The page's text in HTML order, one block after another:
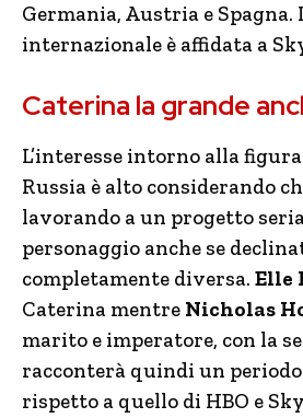
Germania, Austria e
internazionale è affidata a
Caterina la grande
L’interesse intorno alla
Russia è alto considerando
lavorando a un progetto
personaggio anche se
completamente diversa. Elle
Caterina mentre Nicholas
marito e imperatore, con la
racconterà quindi un
rispetto a quello di HBO e